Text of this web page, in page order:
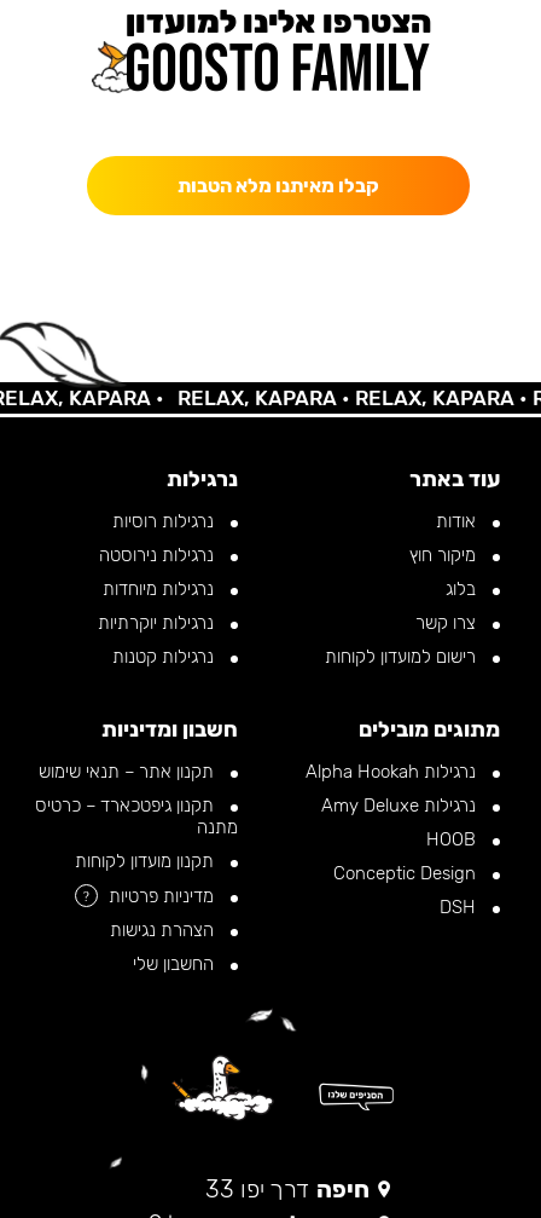
הצטרפו אלינו למועדון
קבלו מאיתנו מלא הטבות
KAPARA • RELAX, KAPARA •RELAX, KAPARA •
עוד באתר
אודות
מיקור חוץ
בלוג
צרו קשר
רישום למועדון לקוחות
נרגילות
נרגילות רוסיות
נרגילות נירוסטה
נרגילות מיוחדות
נרגילות יוקרתיות
נרגילות קטנות
מתוגים מובילים
נרגילות Alpha Hookah
נרגילות Amy Deluxe
חשבון ומדיניות
תקנון אתר – תנאי שימוש
תקנון גיפטכארד – כרטיס
מתנה
תקנון מועדון לקוחות
מדיניות פרטיות
?
הצהרת נגישות
החשבון שלי
חיפה דרך יפו 33